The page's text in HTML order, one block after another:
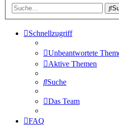
Schnellzugriff
Unbeantwortete
Aktive Themen
Suche
Das Team
FAQ